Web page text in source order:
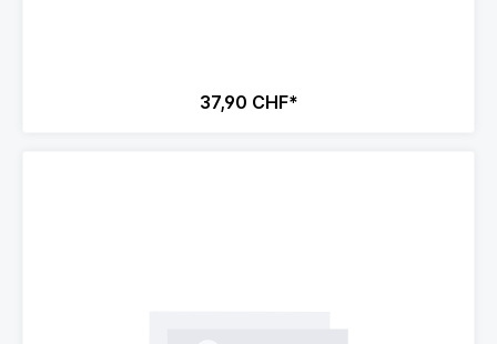
37,90 CHF*